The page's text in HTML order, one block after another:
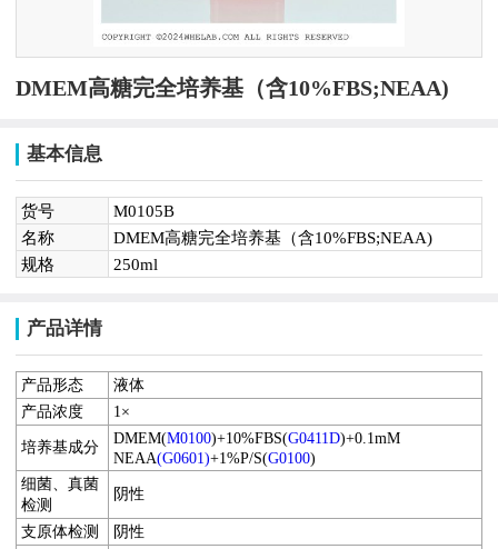
DMEM高糖完全培养基（含10%FBS;NEAA)
基本信息
货号
M0105B
名称
DMEM高糖完全培养基（含10%FBS;NEAA)
规格
250ml
产品详情
产品形态
液体
产品浓度
1×
培养基成分
DMEM(M0100)+10%FBS(G0411D)+0.1mM
NEAA(G0601)+1%P/S(G0100)
细菌、真菌
检测
阴性
支原体检测
阴性